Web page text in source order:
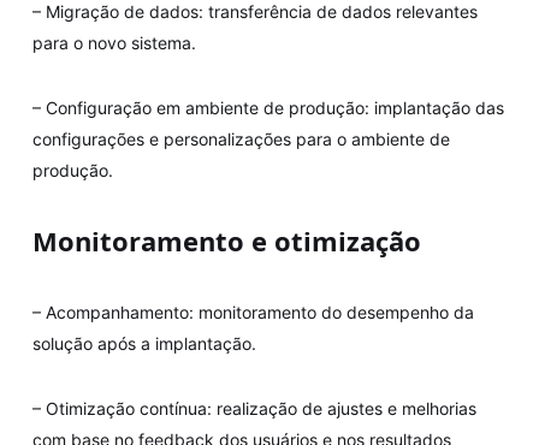
– Migração de dados: transferência de dados relevantes
para o novo sistema.
– Configuração em ambiente de produção: implantação das
configurações e personalizações para o ambiente de
produção.
Monitoramento e otimização
– Acompanhamento: monitoramento do desempenho da
solução após a implantação.
– Otimização contínua: realização de ajustes e melhorias
com base no feedback dos usuários e nos resultados